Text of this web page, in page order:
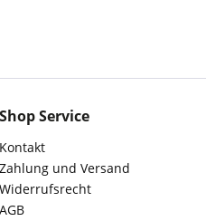
Shop Service
Kontakt
Zahlung und Versand
Widerrufsrecht
AGB